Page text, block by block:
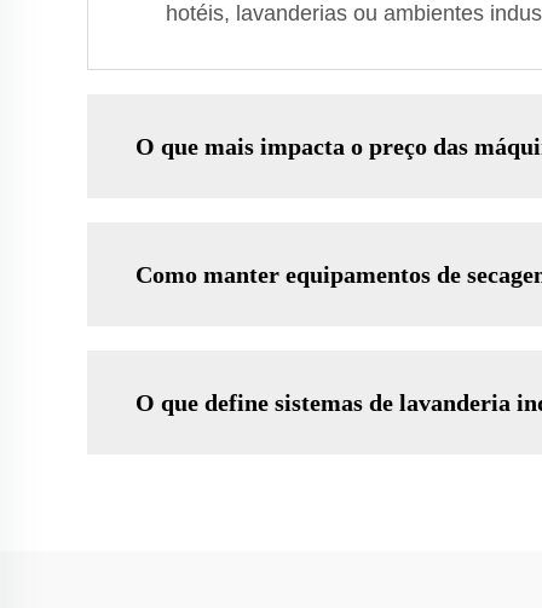
hotéis, lavanderias ou ambientes
O que mais impacta o preço das
Como manter equipamentos de
O que define sistemas de lavanderia